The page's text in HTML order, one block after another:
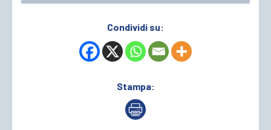
Condividi su:
Stampa: